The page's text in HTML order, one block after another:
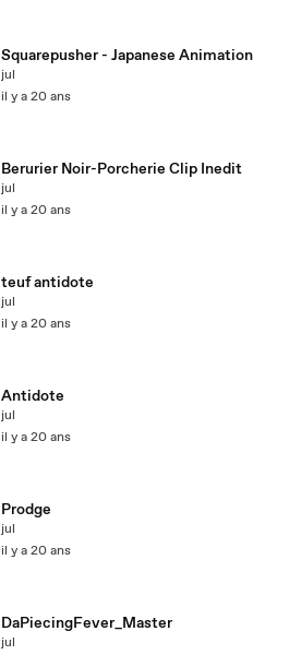
Squarepusher - Japanese Animation
jul
il y a 20 ans
Berurier Noir-Porcherie Clip Inedit
jul
il y a 20 ans
teuf antidote
jul
il y a 20 ans
Antidote
jul
il y a 20 ans
Prodge
jul
il y a 20 ans
DaPiecingFever_Master
jul